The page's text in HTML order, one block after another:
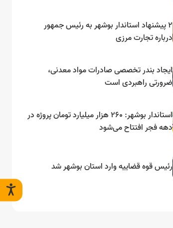
۲ پیشنهاد استاندار بوشهر به رئیس جمهور
درباره تجارت مرزی
ایجاد بندر تخصصی صادرات مواد معدنی،
ضرورتی راهبردی است
استاندار بوشهر: ۲۶۰ هزار میلیارد تومان پروژه در
دهه فجر افتتاح می‌شود
رئیس قوه قضاییه وارد استان بوشهر شد